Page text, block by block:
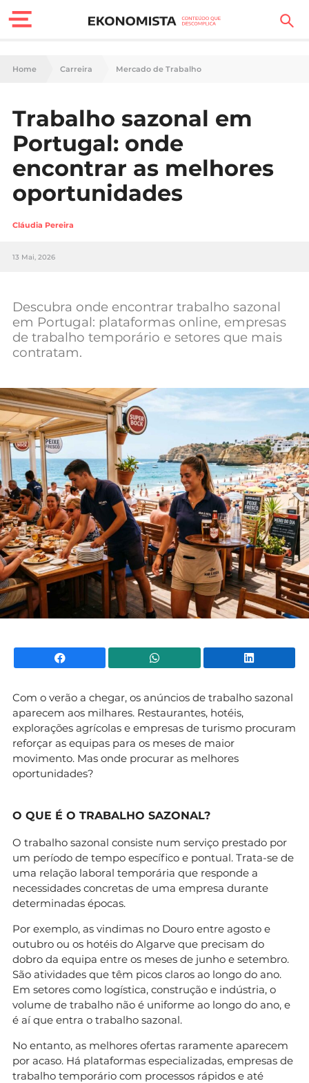
Finanças Pessoais
Carreira
Casa
Lifestyle
Sociedade
Tecnologia
Negócios
Mundial 2026
Home Carreira Mercado de Trabalho
Trabalho sazonal em
Portugal: onde
encontrar as melhores
oportunidades
Cláudia Pereira
13 Mai, 2026
Descubra onde encontrar trabalho sazonal
em Portugal: plataformas online, empresas
de trabalho temporário e setores que mais
contratam.
Facebook WhatsApp
Com o verão a chegar, os anúncios de trabalho sazonal
aparecem aos milhares. Restaurantes, hotéis,
explorações agrícolas e empresas de turismo procuram
reforçar as equipas para os meses de maior
movimento. Mas onde procurar as melhores
oportunidades?
O QUE É O TRABALHO SAZONAL?
O trabalho sazonal consiste num serviço prestado por
um período de tempo específico e pontual. Trata-se de
uma relação laboral temporária que responde a
necessidades concretas de uma empresa durante
determinadas épocas.
Por exemplo, as vindimas no Douro entre agosto e
outubro ou os hotéis do Algarve que precisam do
dobro da equipa entre os meses de junho e setembro.
São atividades que têm picos claros ao longo do ano.
Em setores como logística, construção e indústria, o
volume de trabalho não é uniforme ao longo do ano, e
é aí que entra o trabalho sazonal.
No entanto, as melhores ofertas raramente aparecem
por acaso. Há plataformas especializadas, empresas de
trabalho temporário com processos rápidos e até